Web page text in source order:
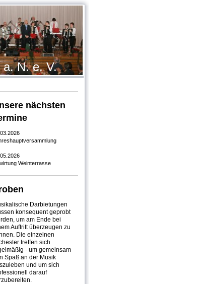
a. N. e. V.
nächsten
Weinterrasse
Darbietungen
konsequent geprobt
um am Ende bei
Auftritt überzeugen zu
Die einzelnen
treffen sich
- um gemeinsam
Spaß an der Musik
und um sich
darauf